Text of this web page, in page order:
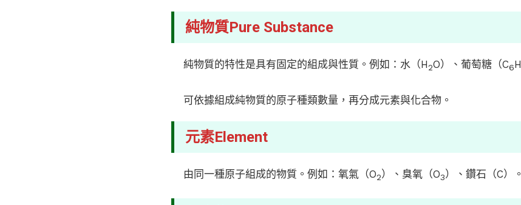
純物質Pure Substance
純物質的特性是具有固定的組成與性質。例如：水（H2O）、葡萄糖（C6H
可依據組成純物質的原子種類數量，再分成元素與化合物。
元素Element
由同一種原子組成的物質。例如：氧氣（O2）、臭氧（O3）、鑽石（C）。